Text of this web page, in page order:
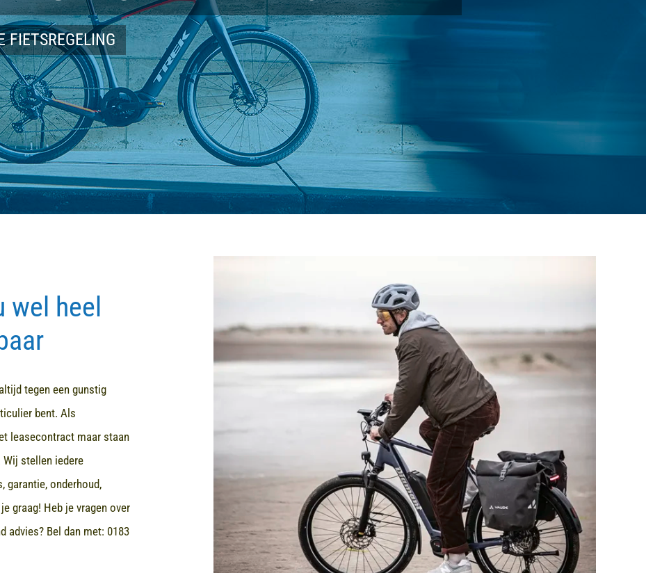
FIETSREGELING
wel heel
tegen een gunstig
bent. Als
leasecontract maar staan
stellen iedere
garantie, onderhoud,
graag! Heb je vragen over
advies? Bel dan met: 0183